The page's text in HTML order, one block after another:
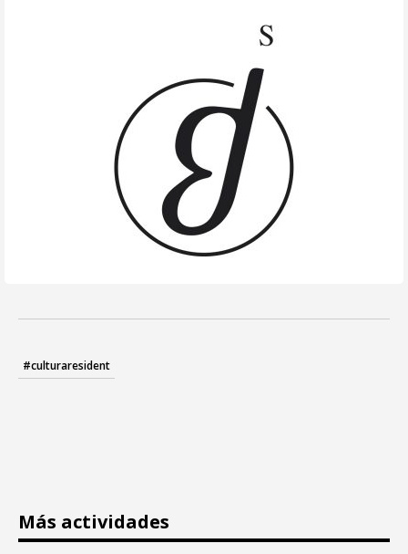
#culturaresident
Más actividades